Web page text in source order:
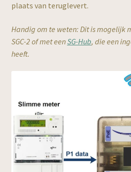
plaats van teruglevert.
Handig om te weten: Dit is mogelijk
SGC-2 of met eenSG-Hub, die een
heeft.